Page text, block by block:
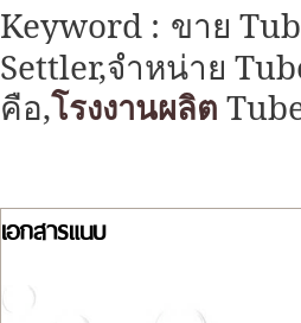
Keyword : ขาย
Settler,จำหน่าย
คือ,โรงงานผลิต
เอกสารแนบ